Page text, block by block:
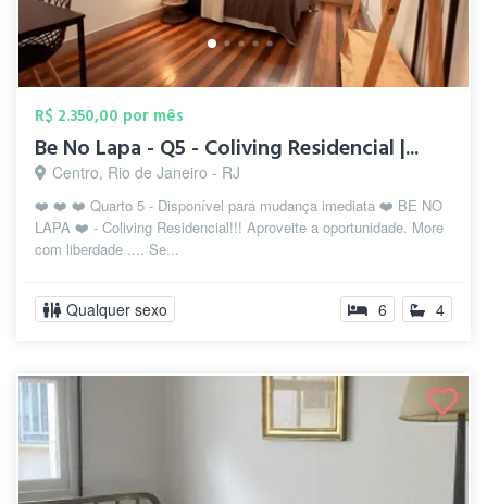
R$ 2.350,00 por mês
Be No Lapa - Q5 - Coliving Residencial |...
Centro, Rio de Janeiro - RJ
❤️ ❤️ ❤️ Quarto 5 - Disponível para mudança imediata ❤️ BE NO
LAPA ❤️ - Coliving Residencial!!! Aproveite a oportunidade. More
com liberdade .... Se...
Qualquer sexo 6 4